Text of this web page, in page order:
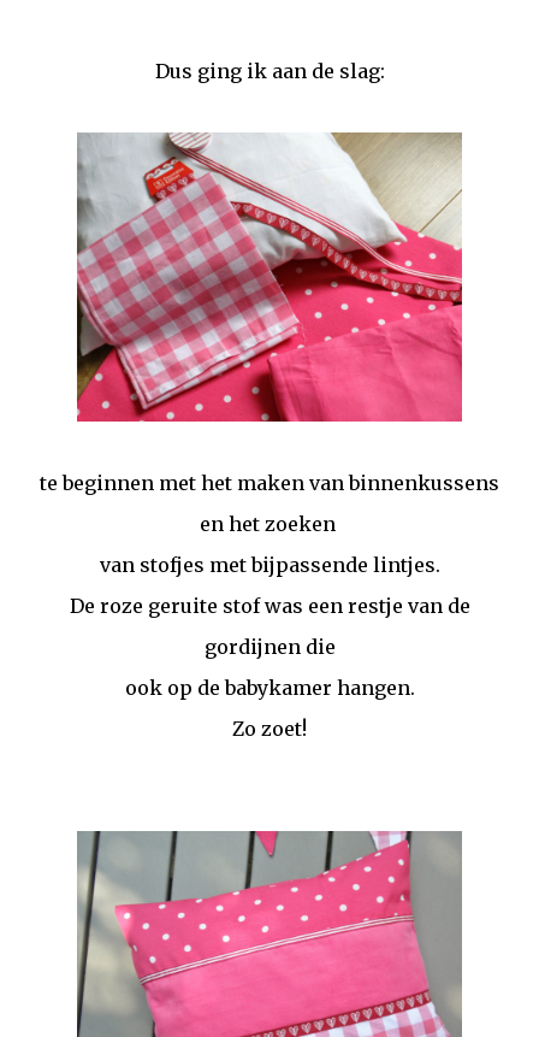
Dus ging ik aan de slag:
te beginnen met het maken van binnenkussens
en het zoeken
van stofjes met bijpassende lintjes.
De roze geruite stof was een restje van de
gordijnen die
ook op de babykamer hangen.
Zo zoet!